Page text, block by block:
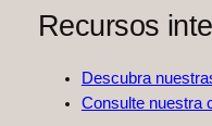
Recursos
Descubra
Consulte nuestra